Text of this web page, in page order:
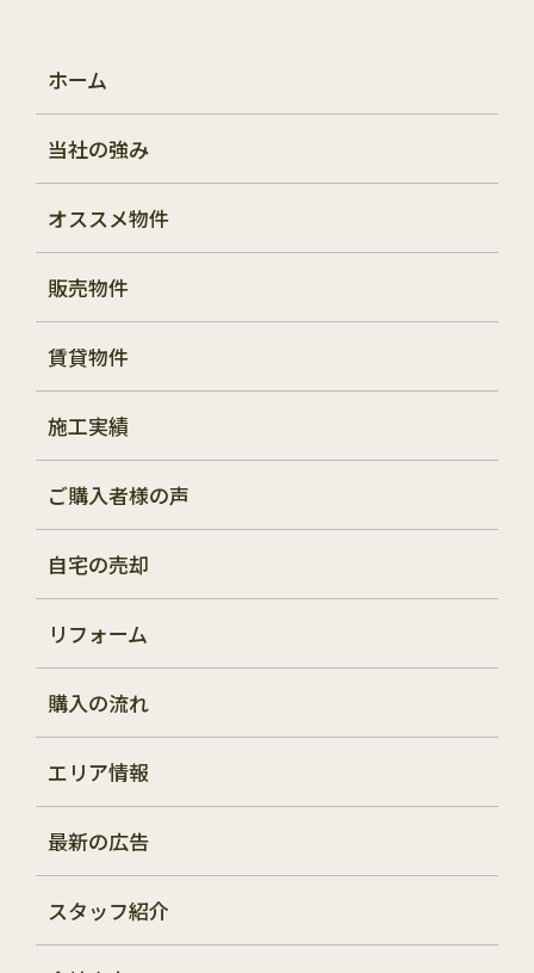
ホーム
当社の強み
オススメ物件
販売物件
賃貸物件
施工実績
ご購入者様の声
自宅の売却
リフォーム
購入の流れ
エリア情報
最新の広告
スタッフ紹介